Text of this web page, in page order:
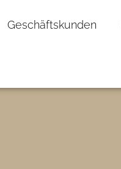
Geschäftskunden